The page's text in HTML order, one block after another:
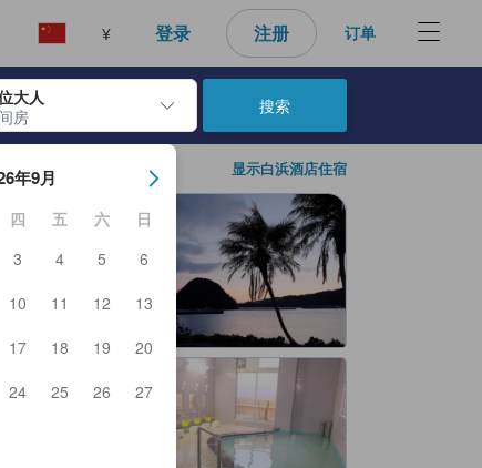
¥ 登录 注册 订单
大人
房
Enter 键选择日期后，入住日期将被选择。重复相同操作以选择
年9月
四 五 六
日
3 4 5
6
10 11 12
13
17 18 19
20
24 25 26
27
搜索
显示白浜酒店住宿